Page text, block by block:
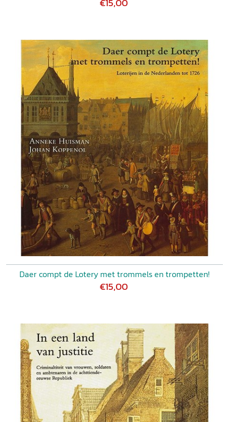
€15,00
Daer compt de Lotery met trommels en trompetten!
€15,00